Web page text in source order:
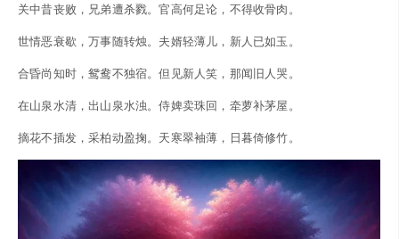
关中昔丧败，兄弟遭杀戮。官高何足论，不得收骨肉。
世情恶衰歇，万事随转烛。夫婿轻薄儿，新人已如玉。
合昏尚知时，鸳鸯不独宿。但见新人笑，那闻旧人哭。
在山泉水清，出山泉水浊。侍婢卖珠回，牵萝补茅屋。
摘花不插发，采柏动盈掬。天寒翠袖薄，日暮倚修竹。